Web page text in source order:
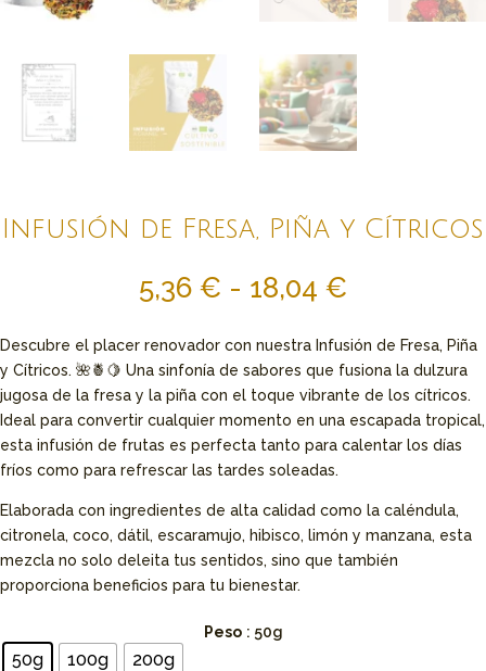
Infusión de Fresa, Piña y Cítricos
5,36 € - 18,04 €
precios:
desde
5,36 €
hasta
18,04 €
Descubre el placer renovador con nuestra Infusión de Fresa, Piña
y Cítricos. 🌺🍍🍋 Una sinfonía de sabores que fusiona la dulzura
jugosa de la fresa y la piña con el toque vibrante de los cítricos.
Ideal para convertir cualquier momento en una escapada tropical,
esta infusión de frutas es perfecta tanto para calentar los días
fríos como para refrescar las tardes soleadas.
Elaborada con ingredientes de alta calidad como la caléndula,
citronela, coco, dátil, escaramujo, hibisco, limón y manzana, esta
mezcla no solo deleita tus sentidos, sino que también
proporciona beneficios para tu bienestar.
Peso : 50g
50g 100g 200g